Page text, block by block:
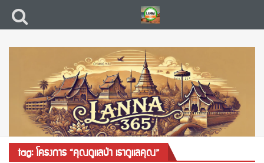
tag: โครงการ “คุณดูแลป่า เราดูแลคุณ”